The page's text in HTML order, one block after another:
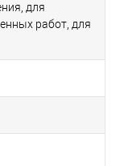
для
работ, для